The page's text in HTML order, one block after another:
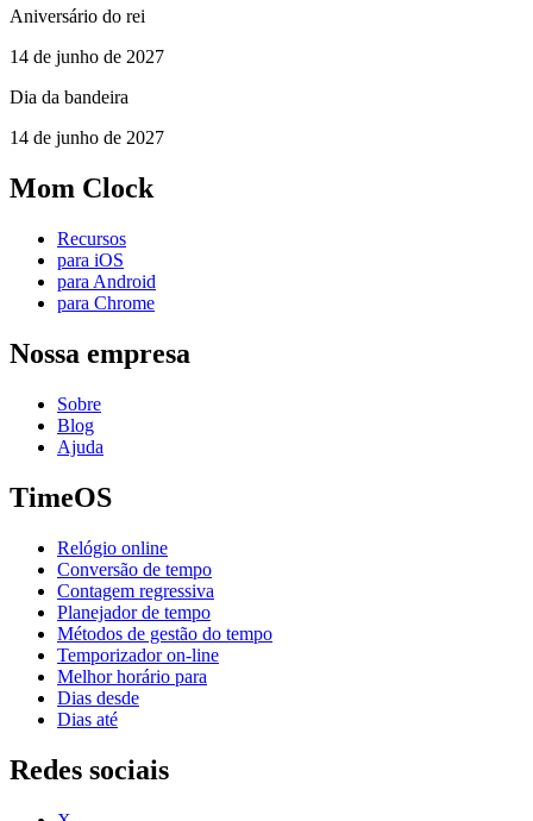
Aniversário do rei
14 de junho de 2027
Dia da bandeira
14 de junho de 2027
Mom Clock
Recursos
para iOS
para Android
para Chrome
Nossa empresa
Sobre
Blog
Ajuda
TimeOS
Relógio online
Conversão de tempo
Contagem regressiva
Planejador de tempo
Métodos de gestão do tempo
Temporizador on-line
Melhor horário para
Dias desde
Dias até
Redes sociais